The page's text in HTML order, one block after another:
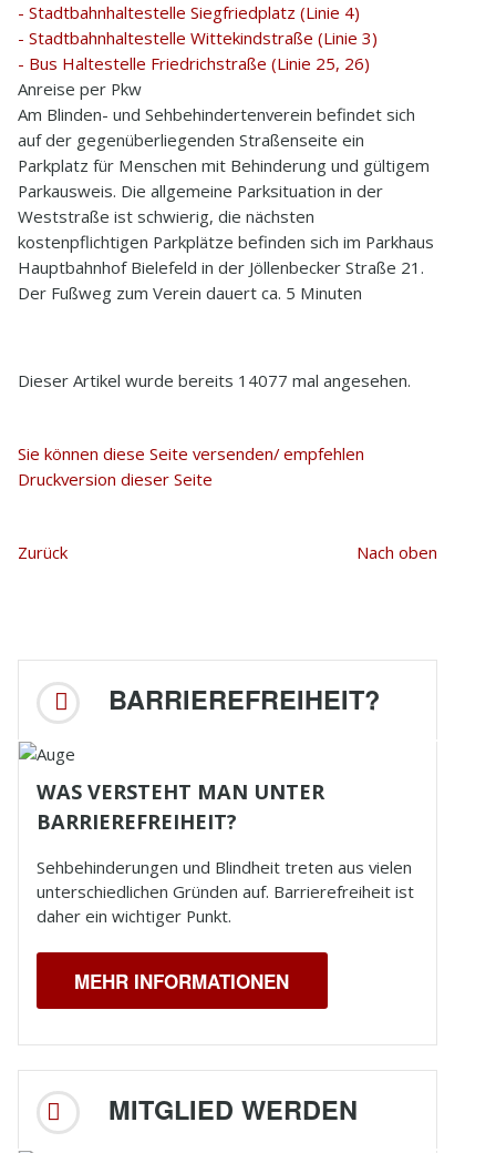
- Stadtbahnhaltestelle Siegfriedplatz (Linie 4)
- Stadtbahnhaltestelle Wittekindstraße (Linie 3)
- Bus Haltestelle Friedrichstraße (Linie 25, 26)
Anreise per Pkw
Am Blinden- und Sehbehindertenverein befindet sich
auf der gegenüberliegenden Straßenseite ein
Parkplatz für Menschen mit Behinderung und gültigem
Parkausweis. Die allgemeine Parksituation in der
Weststraße ist schwierig, die nächsten
kostenpflichtigen Parkplätze befinden sich im Parkhaus
Hauptbahnhof Bielefeld in der Jöllenbecker Straße 21.
Der Fußweg zum Verein dauert ca. 5 Minuten
Dieser Artikel wurde bereits 14077 mal angesehen.
Sie können diese Seite versenden/ empfehlen
Druckversion dieser Seite
Zurück Nach oben
BARRIEREFREIHEIT?
WAS VERSTEHT MAN UNTER
BARRIEREFREIHEIT?
Sehbehinderungen und Blindheittreten aus vielen
unterschiedlichen Gründen auf. Barrierefreiheit ist
daher ein wichtiger Punkt.
MEHR INFORMATIONEN
MITGLIED WERDEN